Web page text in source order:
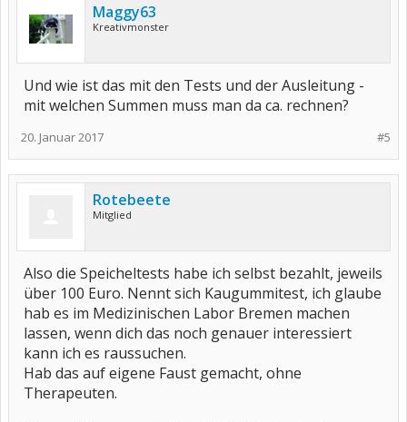
Maggy63
Kreativmonster
Und wie ist das mit den Tests und der Ausleitung -
mit welchen Summen muss man da ca. rechnen?
#5
20. Januar 2017
Rotebeete
Mitglied
Also die Speicheltests habe ich selbst bezahlt, jeweils
über 100 Euro. Nennt sich Kaugummitest, ich glaube
hab es im Medizinischen Labor Bremen machen
lassen, wenn dich das noch genauer interessiert
kann ich es raussuchen.
Hab das auf eigene Faust gemacht, ohne
Therapeuten.